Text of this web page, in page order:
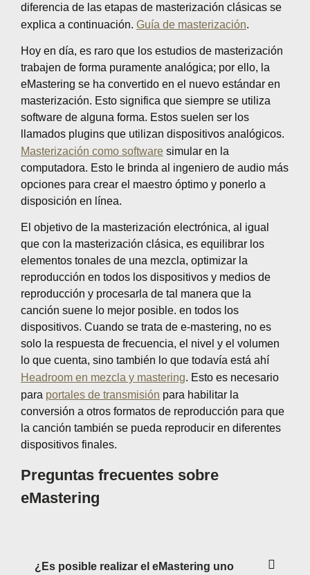
diferencia de las etapas de masterización clásicas se
explica a continuación. Guía de masterización.
Hoy en día, es raro que los estudios de masterización
trabajen de forma puramente analógica; por ello, la
eMastering se ha convertido en el nuevo estándar en
masterización. Esto significa que siempre se utiliza
software de alguna forma. Estos suelen ser los
llamados plugins que utilizan dispositivos analógicos.
Masterización como software simular en la
computadora. Esto le brinda al ingeniero de audio más
opciones para crear el maestro óptimo y ponerlo a
disposición en línea.
El objetivo de la masterización electrónica, al igual
que con la masterización clásica, es equilibrar los
elementos tonales de una mezcla, optimizar la
reproducción en todos los dispositivos y medios de
reproducción y procesarla de tal manera que la
canción suene lo mejor posible. en todos los
dispositivos. Cuando se trata de e-mastering, no es
solo la respuesta de frecuencia, el nivel y el volumen
lo que cuenta, sino también lo que todavía está ahí
Headroom en mezcla y mastering. Esto es necesario
para portales de transmisión para habilitar la
conversión a otros formatos de reproducción para que
la canción también se pueda reproducir en diferentes
dispositivos finales.
Preguntas frecuentes sobre
eMastering
¿Es posible realizar el eMastering uno